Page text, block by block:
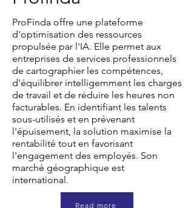
ProFinda offre une plateforme
d'optimisation des ressources
propulsée par l'IA. Elle permet aux
entreprises de services professionnels
de cartographier les compétences,
d'équilibrer intelligemment les charges
de travail et de réduire les heures non
facturables. En identifiant les talents
sous-utilisés et en prévenant
l'épuisement, la solution maximise la
rentabilité tout en favorisant
l'engagement des employés. Son
marché géographique est
international.
Read more